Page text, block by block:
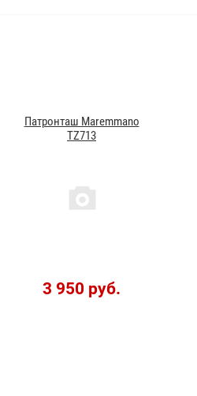
Патронташ Maremmano
TZ713
3 950 руб.